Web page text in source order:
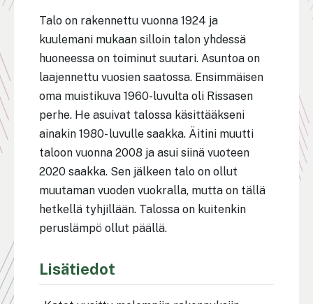
Talo on rakennettu vuonna 1924 ja
kuulemani mukaan silloin talon yhdessä
huoneessa on toiminut suutari. Asuntoa on
laajennettu vuosien saatossa. Ensimmäisen
oma muistikuva 1960-luvulta oli Rissasen
perhe. He asuivat talossa käsittääkseni
ainakin 1980- luvulle saakka. Äitini muutti
taloon vuonna 2008 ja asui siinä vuoteen
2020 saakka. Sen jälkeen talo on ollut
muutaman vuoden vuokralla, mutta on tällä
hetkellä tyhjillään. Talossa on kuitenkin
peruslämpö ollut päällä.
Lisätiedot